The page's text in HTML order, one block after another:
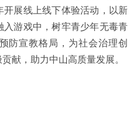
展线上线下体验活动，以新
游戏中，树牢青少年无毒青
防宣教格局，为社会治理创
献，助力中山高质量发展。